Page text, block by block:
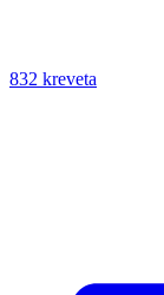
832 kreveta